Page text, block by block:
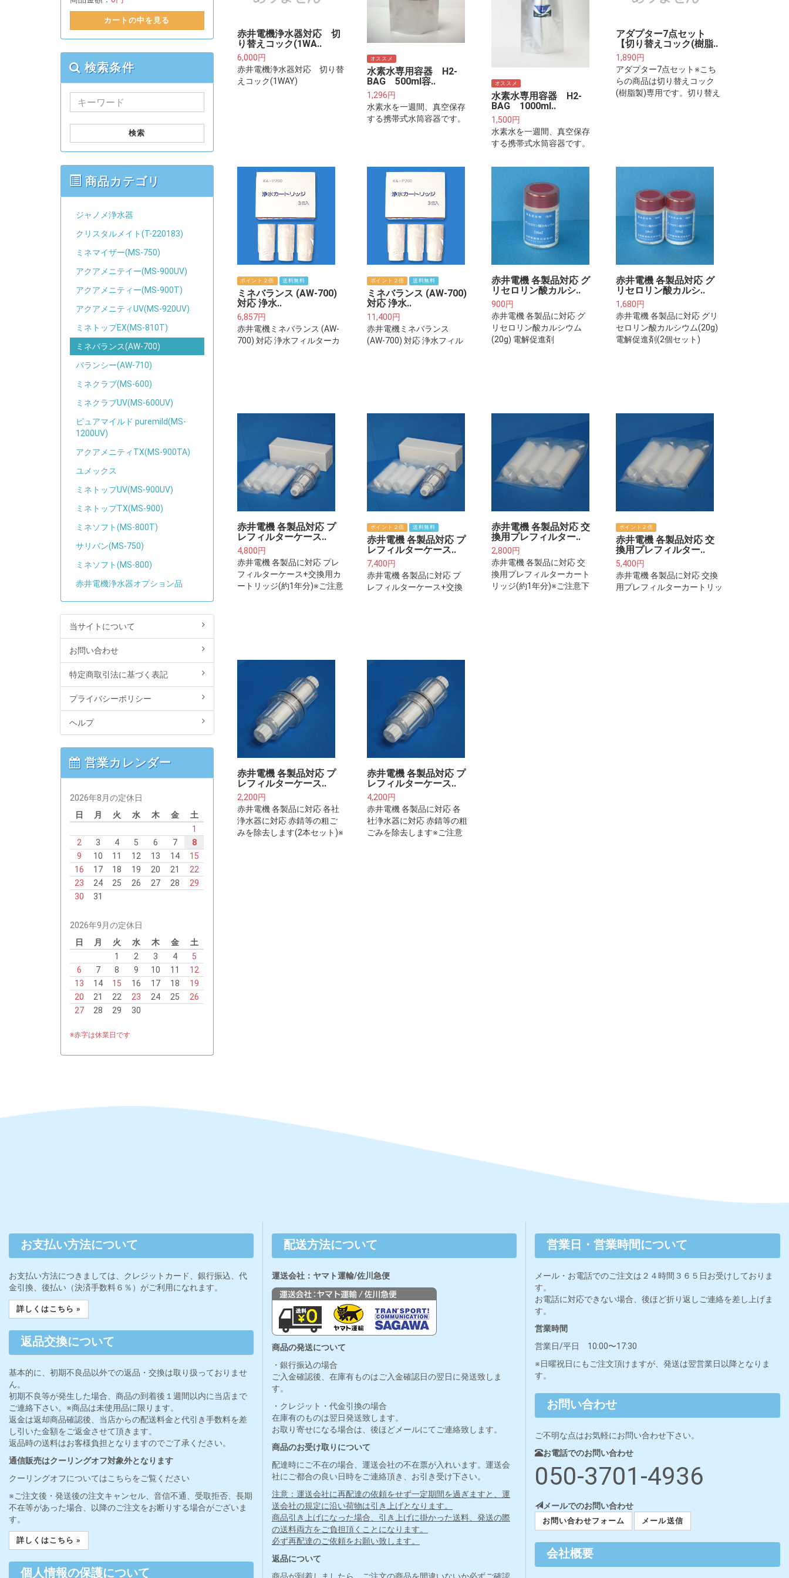
赤井電機浄水器対応 切
り替えコック(1WA..
6,000円
赤井電機浄水器対応 切り替
えコック(1WAY)
オススメ
水素水専用容器 H2-
BAG 500ml容..
1,296円
水素水を一週間、真空保存
する携帯式水筒容器です。
オススメ
水素水専用容器 H2-
BAG 1000ml..
1,500円
水素水を一週間、真空保存
する携帯式水筒容器です。
アダプター7点セット
【切り替えコック(樹脂..
1,890円
アダプター7点セット※こち
らの商品は切り替えコック
(樹脂製)専用です。切り替え
ポイント２倍 送料無料
ミネバランス (AW-700)
対応 浄水..
6,857円
赤井電機ミネバランス (AW-
700) 対応 浄水フィルターカ
ポイント２倍 送料無料
ミネバランス (AW-700)
対応 浄水..
11,400円
赤井電機ミネバランス
(AW-700) 対応 浄水フィル
赤井電機 各製品対応 グ
リセロリン酸カルシ..
900円
赤井電機 各製品に対応 グ
リセロリン酸カルシウム
(20g) 電解促進剤
赤井電機 各製品対応 グ
リセロリン酸カルシ..
1,680円
赤井電機 各製品に対応 グリ
セロリン酸カルシウム(20g)
電解促進剤(2個セット)
赤井電機 各製品対応 プ
レフィルターケース..
4,800円
赤井電機 各製品に対応 プレ
フィルターケース+交換用カ
ートリッジ(約1年分)※ご注意
ポイント２倍 送料無料
赤井電機 各製品対応 プ
レフィルターケース..
7,400円
赤井電機 各製品に対応 プ
レフィルターケース+交換
赤井電機 各製品対応 交
換用プレフィルター..
2,800円
赤井電機 各製品に対応 交
換用プレフィルターカート
リッジ(約1年分)※ご注意下
ポイント２倍
赤井電機 各製品対応 交
換用プレフィルター..
5,400円
赤井電機 各製品に対応 交換
用プレフィルターカートリッ
赤井電機 各製品対応 プ
レフィルターケース..
2,200円
赤井電機 各製品に対応 各社
浄水器に対応 赤錆等の粗ご
みを除去します(2本セット)※
赤井電機 各製品対応 プ
レフィルターケース..
4,200円
赤井電機 各製品に対応 各
社浄水器に対応 赤錆等の粗
ごみを除去します※ご注意
カートの中を見る
検索条件
検索
商品カテゴリ
ジャノメ浄水器
クリスタルメイト(T-220183)
ミネマイザー(MS-750)
アクアメニテイー(MS-900UV)
アクアメニティー(MS-900T)
アクアメニティUV(MS-920UV)
ミネトップEX(MS-810T)
ミネバランス(AW-700)
バランシー(AW-710)
ミネクラブ(MS-600)
ミネクラブUV(MS-600UV)
ピュアマイルド puremild(MS-
1200UV)
アクアメニティTX(MS-900TA)
ユメックス
ミネトップUV(MS-900UV)
ミネトップTX(MS-900)
ミネソフト(MS-800T)
サリバン(MS-750)
ミネソフト(MS-800)
赤井電機浄水器オプション品
当サイトについて
お問い合わせ
特定商取引法に基づく表記
プライバシーポリシー
ヘルプ
営業カレンダー
2026年8月の定休日
日
月 火 水 木 金
土
1
2
3 4 5 6 7
8
9
10 11 12 13 14
15
16
17 18 19 20 21
22
23
24 25 26 27 28
29
30
31
2026年9月の定休日
日
月 火 水 木 金
土
1
2 3 4
5
6
7 8 9 10 11
12
13
14 15 16 17 18
19
20
21 22 23 24 25
26
27
28 29 30
※赤字は休業日です
お支払い方法について
お支払い方法につきましては、クレジットカード、銀行振込、代
金引換、後払い（決済手数料６％）がご利用になれます。
詳しくはこちら »
返品交換について
基本的に、初期不良品以外での返品・交換は取り扱っておりませ
ん。
初期不良等が発生した場合、商品の到着後１週間以内に当店まで
ご連絡下さい。※商品は未使用品に限ります。
返金は返却商品確認後、当店からの配送料金と代引き手数料を差
し引いた金額をご返金させて頂きます。
返品時の送料はお客様負担となりますのでご了承ください。
通信販売はクーリングオフ対象外となります
クーリングオフについてはこちらをご覧ください
※ご注文後・発送後の注文キャンセル、音信不通、受取拒否、長期
不在等があった場合、以降のご注文をお断りする場合がございま
す。
詳しくはこちら »
個人情報の保護について
配送方法について
運送会社：ヤマト運輸/佐川急便
商品の発送について
・銀行振込の場合
ご入金確認後、在庫有ものはご入金確認日の翌日に発送致しま
す。
・クレジット・代金引換の場合
在庫有のものは翌日発送致します。
お取り寄せになる場合は、後ほどメールにてご連絡致します。
商品のお受け取りについて
配達時にご不在の場合、運送会社の不在票が入れいます。運送会
社にご都合の良い日時をご連絡頂き、お引き受け下さい。
注意：運送会社に再配達の依頼をせず一定期間を過ぎますと、運
送会社の規定に沿い荷物は引き上げとなります。
商品引き上げになった場合、引き上げに掛かった送料、発送の際
の送料両方をご負担頂くことになります。
必ず再配達のご依頼をお願い致します。
返品について
営業日・営業時間について
メール・お電話でのご注文は２４時間３６５日お受けしておりま
す。
お電話に対応できない場合、後ほど折り返しご連絡を差し上げま
す。
営業時間
営業日/平日 10:00〜17:30
※日曜祝日にもご注文頂けますが、発送は翌営業日以降となりま
す。
お問い合わせ
ご不明な点はお気軽にお問い合わせ下さい。
お電話でのお問い合わせ
050-3701-4936
メールでのお問い合わせ
お問い合わせフォーム メール送信
会社概要